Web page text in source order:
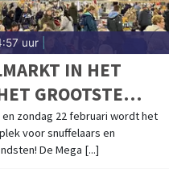
uur
IN HET
GROOTSTE
VAN
en zondag 22 februari wordt het
voor snuffelaars en
De Mega [...]